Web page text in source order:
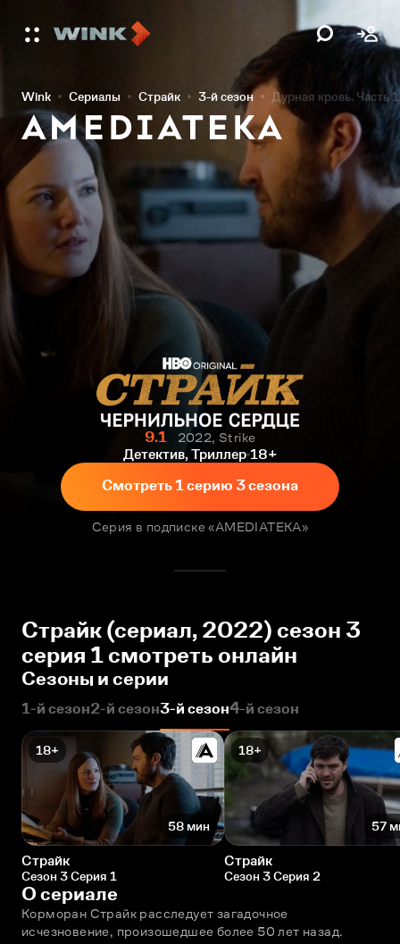
Wink Сериалы Страйк 3-й сезон Дурная кровь. Часть 1
9.1
2022, Strike
Детектив, Триллер 18+
Смотреть 1 серию 3 сезона
Серия в подписке «AMEDIATEKA»
Страйк (сериал, 2022) сезон 3
серия 1 смотреть онлайн
Сезоны и серии
1-й сезон2-й сезон3-й сезон4-й сезон
18+
58 мин
Страйк
Сезон 3 Серия 1
18+
57
Страйк
Сезон 3 Серия 2
О сериале
Корморан Страйк расследует загадочное
исчезновение, произошедшее более 50 лет назад.